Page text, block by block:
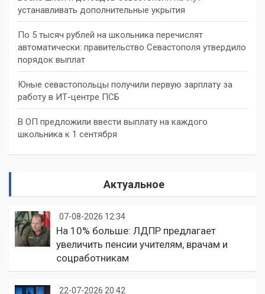
устанавливать дополнительные укрытия
По 5 тысяч рублей на школьника перечислят
автоматически: правительство Севастополя утвердило
порядок выплат
Юные севастопольцы получили первую зарплату за
работу в ИТ-центре ПСБ
В ОП предложили ввести выплату на каждого
школьника к 1 сентября
Актуальное
07-08-2026 12:34
На 10% больше: ЛДПР предлагает
увеличить пенсии учителям, врачам и
соцработникам
22-07-2026 20:42